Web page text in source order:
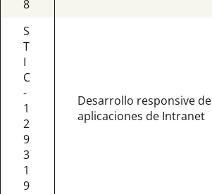
8
S
T
I
C
-
1
2
9
3
1
9
Desarrollo responsive de
aplicaciones de Intranet